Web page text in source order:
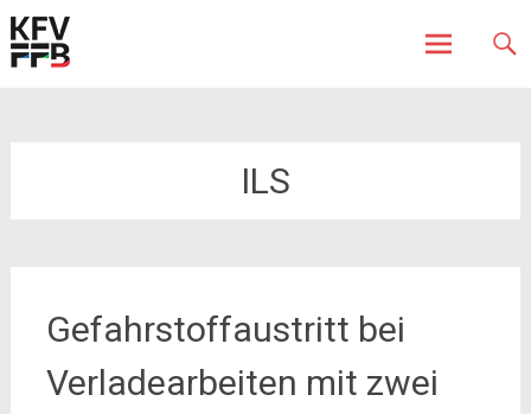
ILS
Gefahrstoffaustritt bei
Verladearbeiten mit zwei